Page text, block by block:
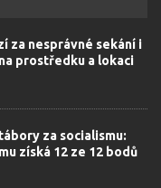
za nesprávné sekání i
prostředku a lokaci
za socialismu:
získá 12 ze 12 bodů